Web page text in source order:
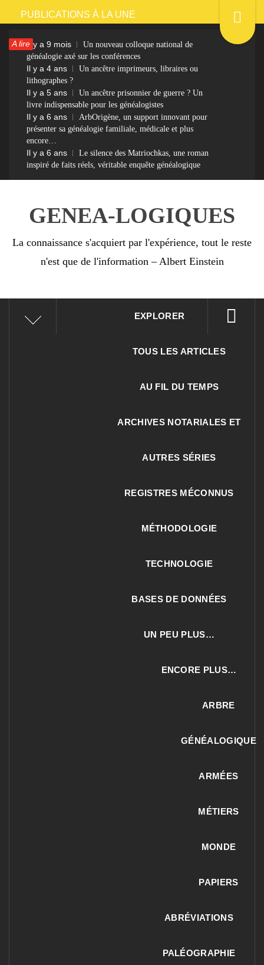
Passer
contenu
PUBLICATIONS À LA UNE
A lireIl y a 9 mois
Un nouveau colloque national de
généalogie axé sur les conférences
Il y a 4 ans
Un ancêtre imprimeurs, libraires ou
lithographes ?
Il y a 5 ans
Un ancêtre prisonnier de guerre ? Un
livre indispensable pour les généalogistes
Il y a 6 ans
ArbOrigène, un support innovant pour
présenter sa généalogie familiale, médicale et plus
encore…
Il y a 6 ans
Le silence des Matriochkas, une roman
inspiré de faits réels, véritable enquête généalogique
GENEA-LOGIQUES
La connaissance s'acquiert par l'expérience, tout le reste
n'est que de l'information – Albert Einstein
EXPLORER
TOUS LES ARTICLES
AU FIL DU TEMPS
ARCHIVES NOTARIALES ET
AUTRES SÉRIES
REGISTRES MÉCONNUS
MÉTHODOLOGIE
TECHNOLOGIE
BASES DE DONNÉES
UN PEU PLUS…
ENCORE PLUS…
ARBRE
GÉNÉALOGIQUE
ARMÉES
MÉTIERS
MONDE
PAPIERS
ABRÉVIATIONS
PALÉOGRAPHIE